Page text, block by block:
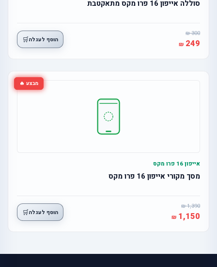
סוללה אייפון 16 פרו מקס מתאקטבת
300
249 הוסף לעגלה🛒
מבצע 🔥
אייפון 16 פרו מקס
מסך מקורי אייפון 16 פרו מקס
1,390
1,150 הוסף לעגלה🛒